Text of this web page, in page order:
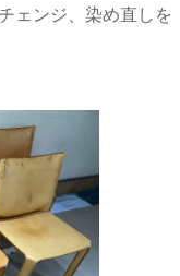
ェンジ、染め直しを